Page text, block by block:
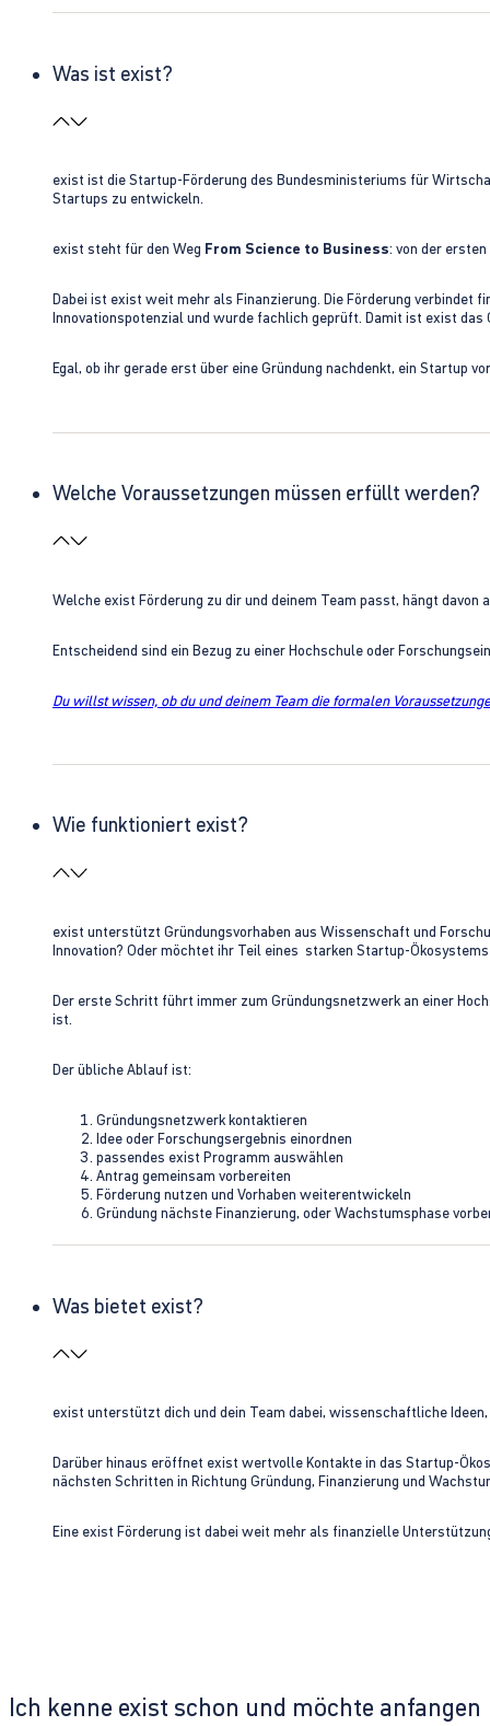
Was ist exist?
exist ist die Startup-Förderung des Bundesministeriums für
Startups zu entwickeln.
exist steht für den Weg From Science to Business: von der
Dabei ist exist weit mehr als Finanzierung. Die Förderung verbindet
Innovationspotenzial und wurde fachlich geprüft. Damit ist exist
Egal, ob ihr gerade erst über eine Gründung nachdenkt, ein Startup
Welche Voraussetzungen müssen erfüllt werden?
Welche exist Förderung zu dir und deinem Team passt, hängt
Entscheidend sind ein Bezug zu einer Hochschule oder
Du willst wissen, ob du und deinem Team die formalen
Wie funktioniert exist?
exist unterstützt Gründungsvorhaben aus Wissenschaft und
Innovation? Oder möchtet ihr Teil eines starken Startup-
Der erste Schritt führt immer zum Gründungsnetzwerk an einer
ist.
Der übliche Ablauf ist:
Gründungsnetzwerk kontaktieren
Idee oder Forschungsergebnis einordnen
passendes exist Programm auswählen
Antrag gemeinsam vorbereiten
Förderung nutzen und Vorhaben weiterentwickeln
Gründung nächste Finanzierung, oder Wachstumsphase
Was bietet exist?
exist unterstützt dich und dein Team dabei, wissenschaftliche
Darüber hinaus eröffnet exist wertvolle Kontakte in das Startup-
nächsten Schritten in Richtung Gründung, Finanzierung und
Eine exist Förderung ist dabei weit mehr als finanzielle
Ich kenne exist schon und möchte anfangen